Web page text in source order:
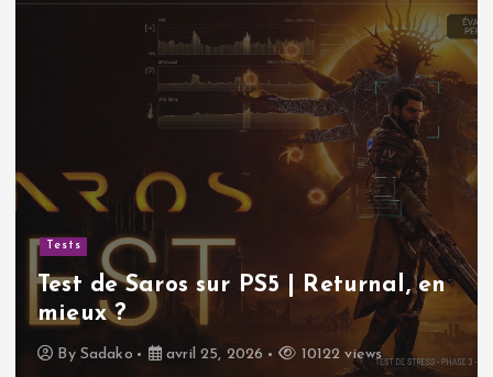
Tests
Test de Saros sur PS5 | Returnal, en
mieux ?
By Sadako avril 25, 2026 10122 views